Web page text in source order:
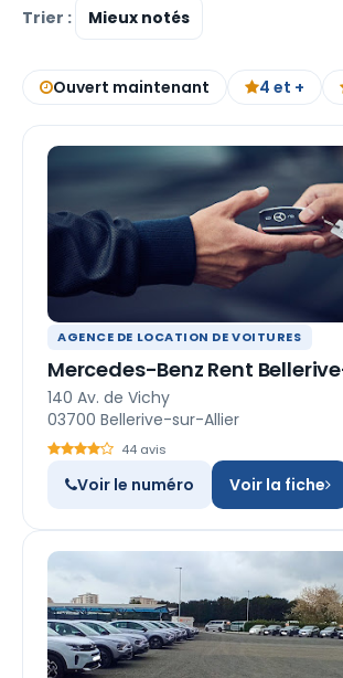
Trier :
Ouvert maintenant 4 et +
AGENCE DE LOCATION DE VOITURES
Mercedes-Benz Rent
140 Av. de Vichy
03700 Bellerive-sur-Allier
44 avis
Voir le numéro Voir la fiche